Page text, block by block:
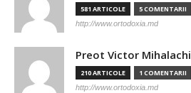
581 ARTICOLE 5 COMENTARII
http://www.ortodoxia.md
Preot Victor Mihalachi
210 ARTICOLE 1 COMENTARII
http://www.ortodoxia.md